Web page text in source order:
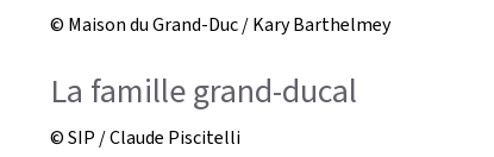
© Maison du Grand-Duc / Kary Barthelmey
La famille grand-ducal
© SIP / Claude Piscitelli